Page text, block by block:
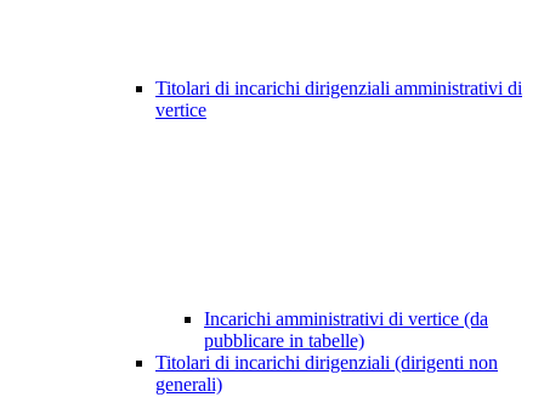
Titolari di incarichi dirigenziali amministrativi di
vertice
Incarichi amministrativi di vertice (da
pubblicare in tabelle)
Titolari di incarichi dirigenziali (dirigenti non
generali)